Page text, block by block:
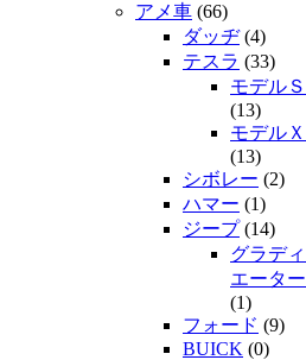
アメ車 (66)
ダッヂ(4)
テスラ (33)
モデルＳ
(13)
モデルＸ
(13)
シボレー (2)
ハマー (1)
ジープ(14)
グラディ
エーター
(1)
フォード (9)
BUICK (0)